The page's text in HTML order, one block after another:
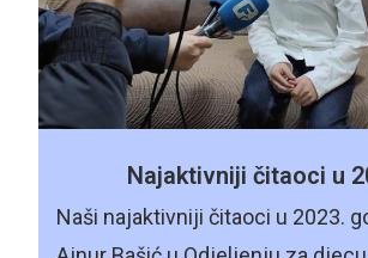
Najaktivniji čitaoci u
Naši najaktivniji čitaoci u 2023.